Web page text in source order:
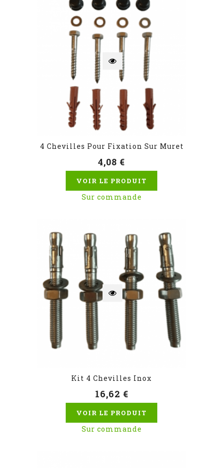
4 Chevilles Pour Fixation Sur Muret
4,08 €
VOIR LE PRODUIT
Sur commande
Kit 4 Chevilles Inox
16,62 €
VOIR LE PRODUIT
Sur commande